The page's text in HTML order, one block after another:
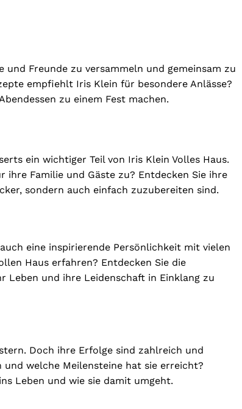
und Freunde zu versammeln und gemeinsam zu
empfiehlt Iris Klein für besondere Anlässe?
zu einem Fest machen.
ein wichtiger Teil von Iris Klein Volles Haus.
Familie und Gäste zu? Entdecken Sie ihre
sondern auch einfach zuzubereiten sind.
eine inspirierende Persönlichkeit mit vielen
Haus erfahren? Entdecken Sie die
Leben und ihre Leidenschaft in Einklang zu
Doch ihre Erfolge sind zahlreich und
und welche Meilensteine hat sie erreicht?
Leben und wie sie damit umgeht.